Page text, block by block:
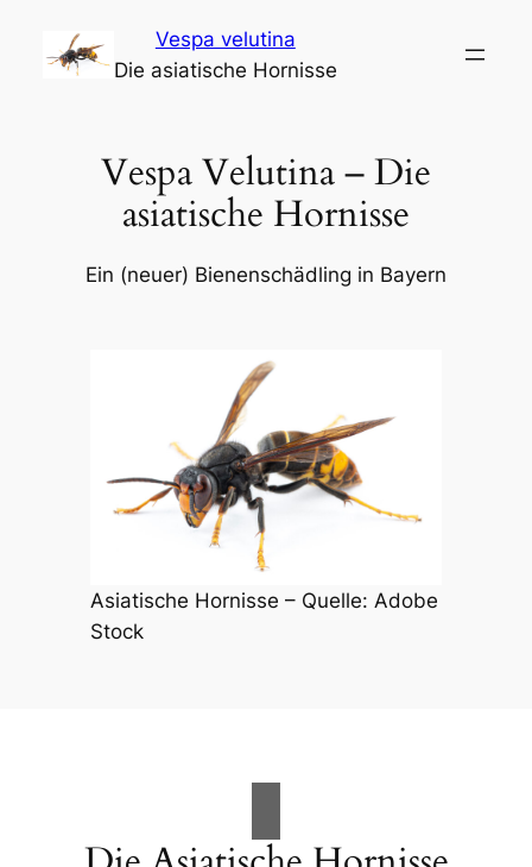
springen
Vespa velutina
Die asiatische Hornisse
Vespa Velutina – Die
asiatische Hornisse
Ein (neuer) Bienenschädling in Bayern
Asiatische Hornisse – Quelle: Adobe
Stock